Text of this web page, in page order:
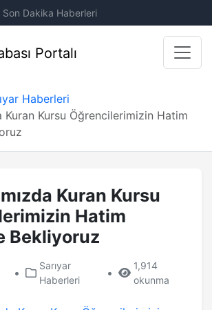
Dakika Haberleri
Haberleri
Kuran Kursu Öğrencilerimizin Hatim
Kuran Kursu
Hatim
Bekliyoruz
•
Sarıyar
Haberleri
•
1,914
okunma